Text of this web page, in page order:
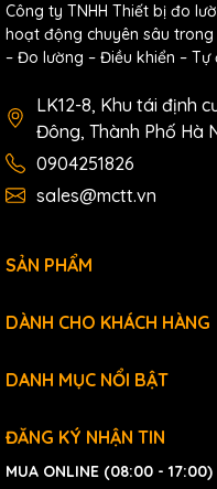
Công ty TNHH Thiết bị đo
hoạt động chuyên sâu
– Đo lường – Điều khiển – Tự
LK12-8, Khu tái định
Đông, Thành Phố Hà
0904251826
sales@mctt.vn
SẢN PHẨM
DÀNH CHO KHÁCH HÀNG
DANH MỤC NỔI BẬT
ĐĂNG KÝ NHẬN TIN
MUA ONLINE (08:00 - 17:00)